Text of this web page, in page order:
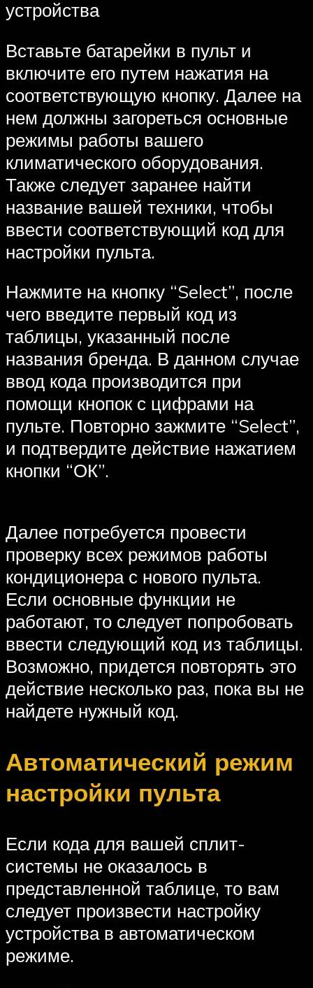
устройства
Вставьте батарейки в пульт и
включите его путем нажатия на
соответствующую кнопку. Далее на
нем должны загореться основные
режимы работы вашего
климатического оборудования.
Также следует заранее найти
название вашей техники, чтобы
ввести соответствующий код для
настройки пульта.
Нажмите на кнопку “Select”, после
чего введите первый код из
таблицы, указанный после
названия бренда. В данном случае
ввод кода производится при
помощи кнопок с цифрами на
пульте. Повторно зажмите “Select”,
и подтвердите действие нажатием
кнопки “ОК”.
Далее потребуется провести
проверку всех режимов работы
кондиционера с нового пульта.
Если основные функции не
работают, то следует попробовать
ввести следующий код из таблицы.
Возможно, придется повторять это
действие несколько раз, пока вы не
найдете нужный код.
Автоматический режим
настройки пульта
Если кода для вашей сплит-
системы не оказалось в
представленной таблице, то вам
следует произвести настройку
устройства в автоматическом
режиме.